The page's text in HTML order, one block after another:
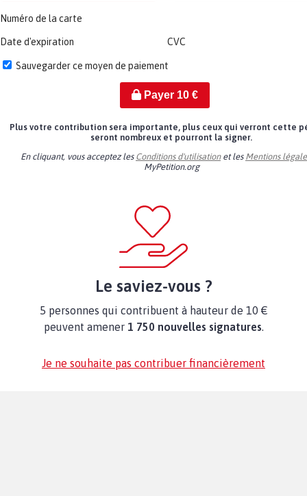
Numéro de la carte
Date d'expiration CVC
Sauvegarder ce moyen de paiement
Payer 10€
Plus votre contribution sera importante, plus ceux qui verront cette
seront nombreux et pourront la signer.
En cliquant, vous acceptez les Conditions d'utilisationet les Mentions
MyPetition.org
Le saviez-vous ?
5 personnes qui contribuent à hauteur de 10 €
peuvent amener 1 750 nouvelles signatures.
Je ne souhaite pas contribuer financièrement